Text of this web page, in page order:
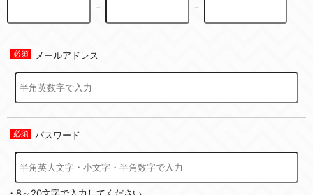
－ －
メールアドレス
パスワード
・8～20文字で入力してください。